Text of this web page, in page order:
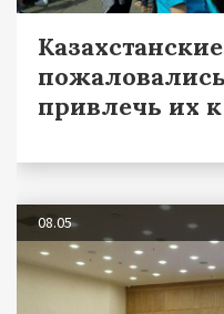
привлечь их
08.05